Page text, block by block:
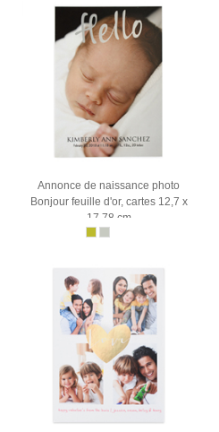
Annonce de naissance photo
Bonjour feuille d'or, cartes 12,7 x
17,78 cm